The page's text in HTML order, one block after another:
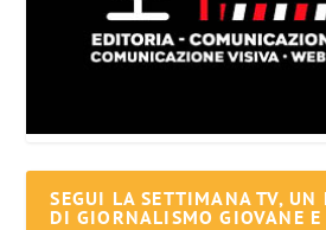
SEGUI LA SETTIMANA TV, UN
DI GIORNALISMO GIOVANE